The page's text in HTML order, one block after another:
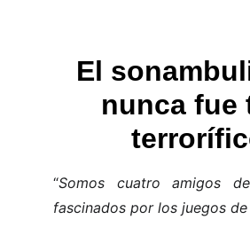
El
nunca fue
“Somos cuatro amigos
fascinados por los juegos